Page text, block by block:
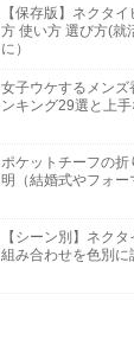
【保存版】ネクタ
方 使い方 選び方(就
に）
女子ウケするメンズ
ンキング29選と上
ポケットチーフの
明（結婚式やフォー
【シーン別】ネク
組み合わせを色別に